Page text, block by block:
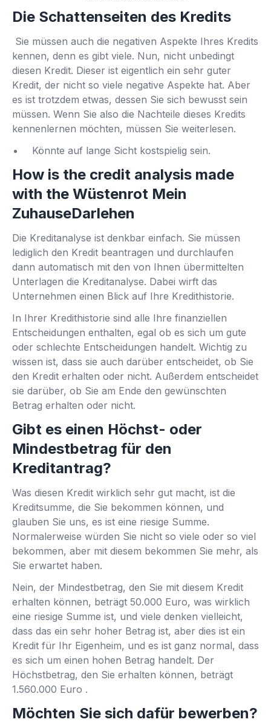
Die Schattenseiten des Kredits
Sie müssen auch die negativen Aspekte Ihres Kredits
kennen, denn es gibt viele. Nun, nicht unbedingt
diesen Kredit. Dieser ist eigentlich ein sehr guter
Kredit, der nicht so viele negative Aspekte hat. Aber
es ist trotzdem etwas, dessen Sie sich bewusst sein
müssen. Wenn Sie also die Nachteile dieses Kredits
kennenlernen möchten, müssen Sie weiterlesen.
Könnte auf lange Sicht kostspielig sein.
How is the credit analysis made
with the Wüstenrot Mein
ZuhauseDarlehen
Die Kreditanalyse ist denkbar einfach. Sie müssen
lediglich den Kredit beantragen und durchlaufen
dann automatisch mit den von Ihnen übermittelten
Unterlagen die Kreditanalyse. Dabei wirft das
Unternehmen einen Blick auf Ihre Kredithistorie.
In Ihrer Kredithistorie sind alle Ihre finanziellen
Entscheidungen enthalten, egal ob es sich um gute
oder schlechte Entscheidungen handelt. Wichtig zu
wissen ist, dass sie auch darüber entscheidet, ob Sie
den Kredit erhalten oder nicht. Außerdem entscheidet
sie darüber, ob Sie am Ende den gewünschten
Betrag erhalten oder nicht.
Gibt es einen Höchst- oder
Mindestbetrag für den
Kreditantrag?
Was diesen Kredit wirklich sehr gut macht, ist die
Kreditsumme, die Sie bekommen können, und
glauben Sie uns, es ist eine riesige Summe.
Normalerweise würden Sie nicht so viele oder so viel
bekommen, aber mit diesem bekommen Sie mehr, als
Sie erwartet haben.
Nein, der Mindestbetrag, den Sie mit diesem Kredit
erhalten können, beträgt 50.000 Euro, was wirklich
eine riesige Summe ist, und viele denken vielleicht,
dass das ein sehr hoher Betrag ist, aber dies ist ein
Kredit für Ihr Eigenheim, und es ist ganz normal, dass
es sich um einen hohen Betrag handelt. Der
Höchstbetrag, den Sie erhalten können, beträgt
1.560.000 Euro .
Möchten Sie sich dafür bewerben?